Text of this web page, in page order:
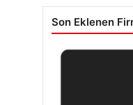
Son Eklenen